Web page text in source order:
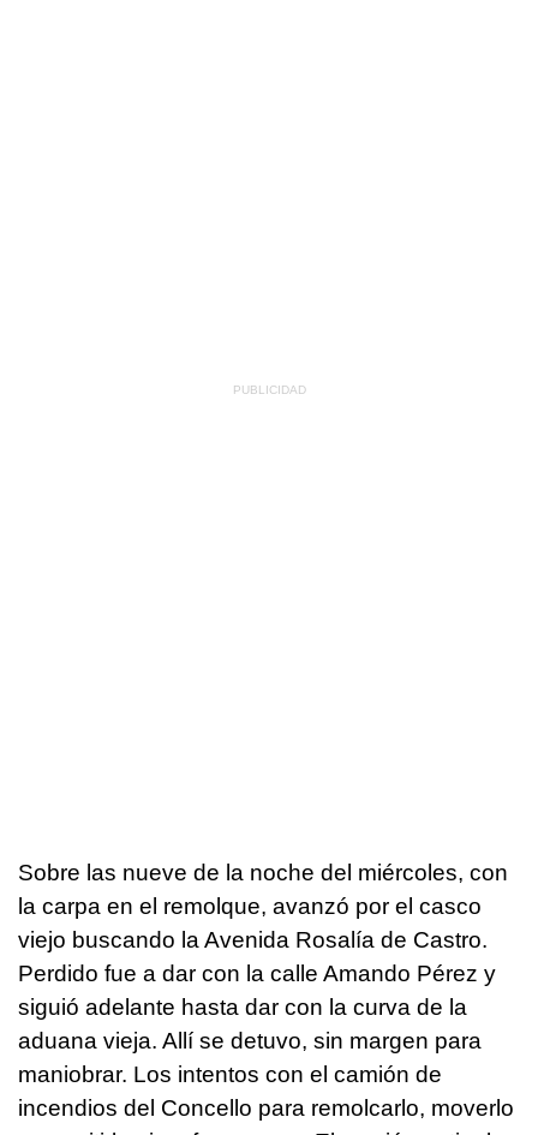
Sobre las nueve de la noche del miércoles, con
la carpa en el remolque, avanzó por el casco
viejo buscando la Avenida Rosalía de Castro.
Perdido fue a dar con la calle Amando Pérez y
siguió adelante hasta dar con la curva de la
aduana vieja. Allí se detuvo, sin margen para
maniobrar. Los intentos con el camión de
incendios del Concello para remolcarlo, moverlo